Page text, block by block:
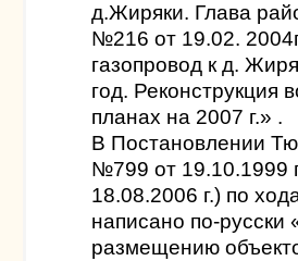
д.Жиряки. Глава
№216 от 19.02.
газопровод к д.
год. Реконструкция
планах на 2007 г.» .
В Постановлении
№799 от 19.10.1999
18.08.2006 г.) по
написано по-русски
размещению